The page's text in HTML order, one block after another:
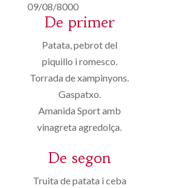
09/08/8000
De primer
Patata, pebrot del
piquillo i romesco.
Torrada de xampinyons.
Gaspatxo.
Amanida Sport amb
vinagreta agredolça.
De segon
Truita de patata i ceba